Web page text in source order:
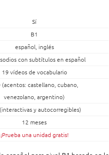
Sí
B1
español, inglés
con subtítulos en español
19 vídeos de vocabulario
(acentos: castellano, cubano,
venezolano, argentino)
y autocorregibles)
12 meses
¡Prueba una unidad gratis!